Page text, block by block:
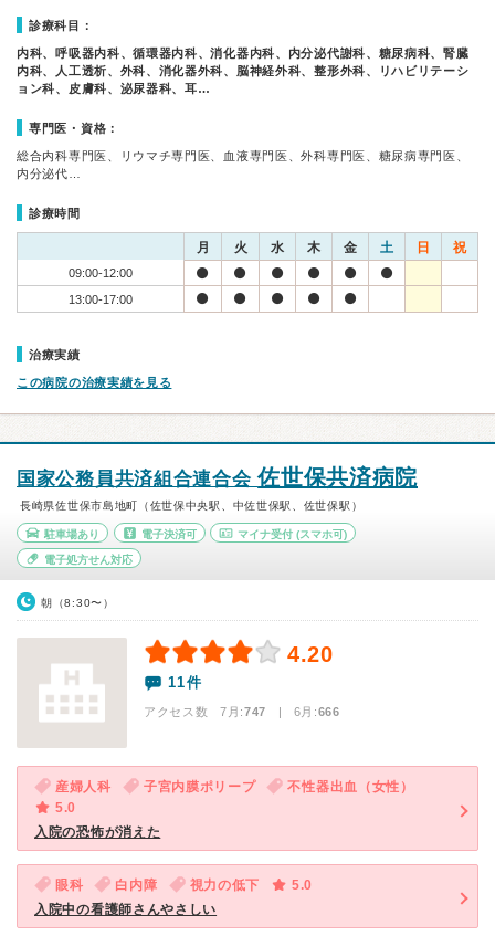
診療科目：
内科、呼吸器内科、循環器内科、消化器内科、内分泌代謝科、糖尿病科、腎臓
内科、人工透析、外科、消化器外科、脳神経外科、整形外科、リハビリテーシ
ョン科、皮膚科、泌尿器科、耳…
専門医・資格：
総合内科専門医、リウマチ専門医、血液専門医、外科専門医、糖尿病専門医、
内分泌代…
診療時間
月 火 水 木 金 土 日 祝
09:00-12:00
13:00-17:00
治療実績
この病院の治療実績を見る
国家公務員共済組合連合会佐世保共済病院
長崎県佐世保市島地町（佐世保中央駅、中佐世保駅、佐世保駅）
駐車場あり 電子決済可 マイナ受付 (スマホ可)
電子処方せん対応
朝（8:30〜）
4.20
11件
アクセス数 7月:747 | 6月:666
産婦人科 子宮内膜ポリープ
不性器出血（女性）
5.0
入院の恐怖が消えた
眼科 白内障 視力の低下
5.0
入院中の看護師さんやさしい